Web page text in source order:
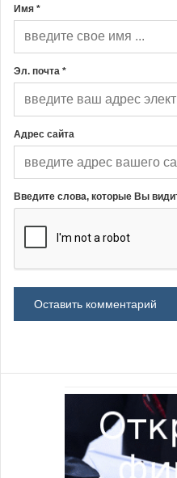
Имя *
Эл. почта *
Адрес сайта
Введите слова, которые Вы